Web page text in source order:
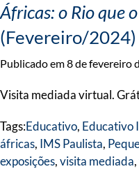
Áfricas: o Rio que
(Fevereiro/2024)
Publicado em 8 de fevereiro
Visita mediada virtual.
Tags:Educativo, Educativo
áfricas, IMS Paulista,
exposições,visita mediada,